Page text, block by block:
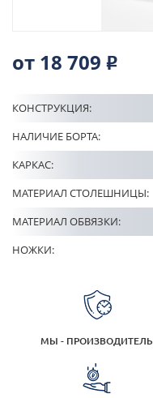
Доставка
Информация
Портфолио
Контакты
от 18 709 Р
КОНСТРУКЦИЯ:
НАЛИЧИЕ БОРТА:
КАРКАС:
МАТЕРИАЛ СТОЛЕШНИЦЫ:
МАТЕРИАЛ ОБВЯЗКИ:
НОЖКИ:
МЫ - ПРОИЗВОДИТЕЛЬ